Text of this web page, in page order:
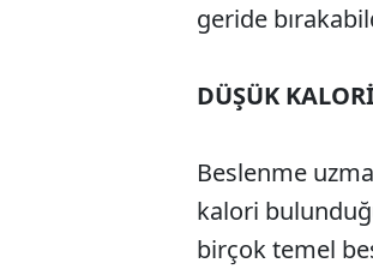
geride
DÜŞÜK
Beslenme
kalori
birçok temel